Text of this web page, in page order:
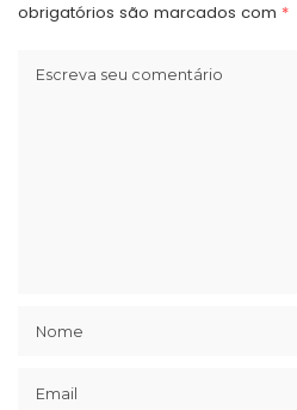
obrigatórios são marcados com *